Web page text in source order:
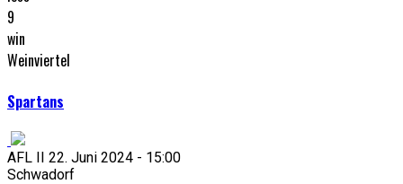
9
win
Weinviertel
Spartans
AFL II 22. Juni 2024 - 15:00
Schwadorf